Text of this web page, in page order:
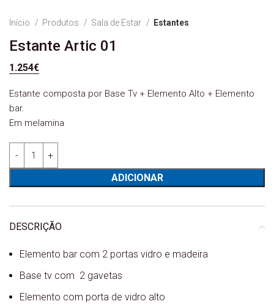
Início Produtos Sala de Estar Estantes
Estante Artic 01
1.254€
Estante composta por Base Tv + Elemento Alto + Elemento
bar.
Em melamina
Quantidade de Estante Artic 01
ADICIONAR
DESCRIÇÃO
Elemento bar com 2 portas vidro e madeira
Base tv com 2 gavetas
Elemento com porta de vidro alto